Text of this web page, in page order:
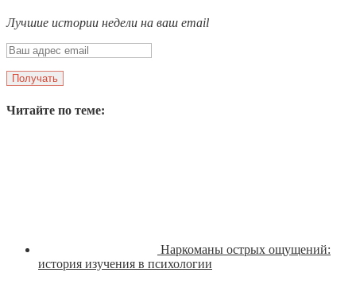
Лучшие истории недели на ваш email
Читайте по теме:
Наркоманы острых ощущений:
история изучения в психологии